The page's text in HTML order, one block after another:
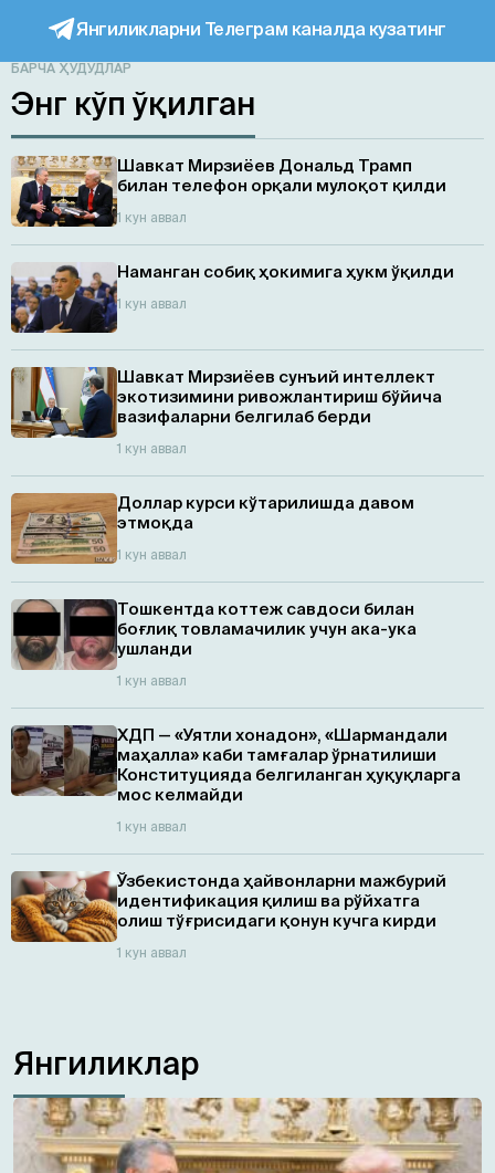
Янгиликларни Телеграм каналда кузатинг
БАРЧА ҲУДУДЛАР
Энг кўп ўқилган
Шавкат Мирзиёев Дональд Трамп
билан телефон орқали мулоқот қилди
1 кун аввал
Наманган собиқ ҳокимига ҳукм ўқилди
1 кун аввал
Шавкат Мирзиёев сунъий интеллект
экотизимини ривожлантириш бўйича
вазифаларни белгилаб берди
1 кун аввал
Доллар курси кўтарилишда давом
этмоқда
1 кун аввал
Тошкентда коттеж савдоси билан
боғлиқ товламачилик учун ака-ука
ушланди
1 кун аввал
ХДП — «Уятли хонадон», «Шармандали
маҳалла» каби тамғалар ўрнатилиши
Конституцияда белгиланган ҳуқуқларга
мос келмайди
1 кун аввал
Ўзбекистонда ҳайвонларни мажбурий
идентификация қилиш ва рўйхатга
олиш тўғрисидаги қонун кучга кирди
1 кун аввал
Янгиликлар